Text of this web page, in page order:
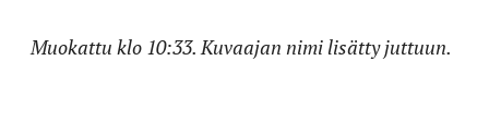
Muokattu klo 10:33. Kuvaajan nimi lisätty juttuun.